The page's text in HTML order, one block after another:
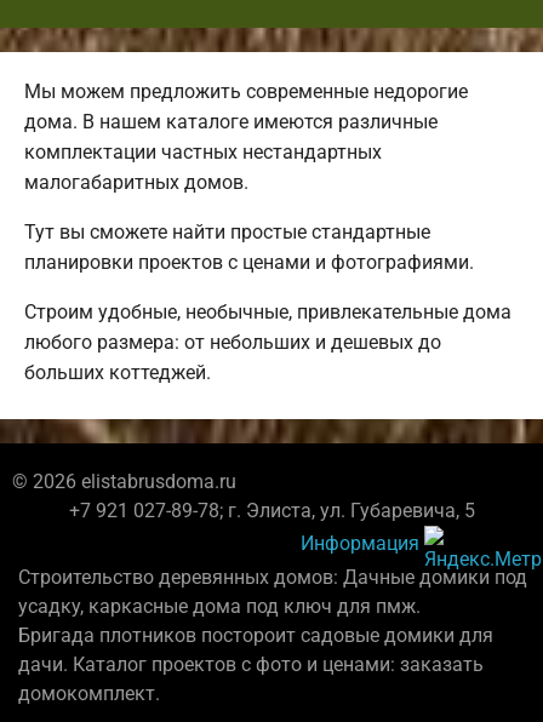
Мы можем предложить современные недорогие
дома. В нашем каталоге имеются различные
комплектации частных нестандартных
малогабаритных домов.
Тут вы сможете найти простые стандартные
планировки проектов с ценами и фотографиями.
Строим удобные, необычные, привлекательные дома
любого размера: от небольших и дешевых до
больших коттеджей.
© 2026 elistabrusdoma.ru
+7 921 027-89-78; г. Элиста, ул. Губаревича, 5
Информация
Строительство деревянных домов: Дачные домики под
усадку, каркасные дома под ключ для пмж.
Бригада плотников постороит садовые домики для
дачи. Каталог проектов с фото и ценами: заказать
домокомплект.